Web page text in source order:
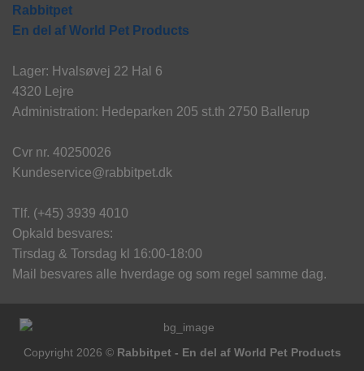
Rabbitpet
En del af World Pet Products
Lager: Hvalsøvej 22 Hal 6
4320 Lejre
Administration: Hedeparken 205 st.th 2750 Ballerup
Cvr nr. 40250026
Kundeservice@rabbitpet.dk
Tlf. (+45) 3939 4010
Opkald besvares:
Tirsdag & Torsdag kl 16:00-18:00
Mail besvares alle hverdage og som regel samme dag.
Copyright 2026 © Rabbitpet - En del af World Pet Products